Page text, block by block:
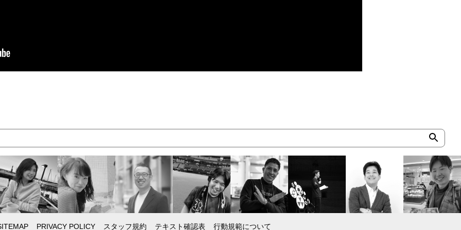
PRIVACY POLICY スタッフ規約 テキスト確認表 行動規範について